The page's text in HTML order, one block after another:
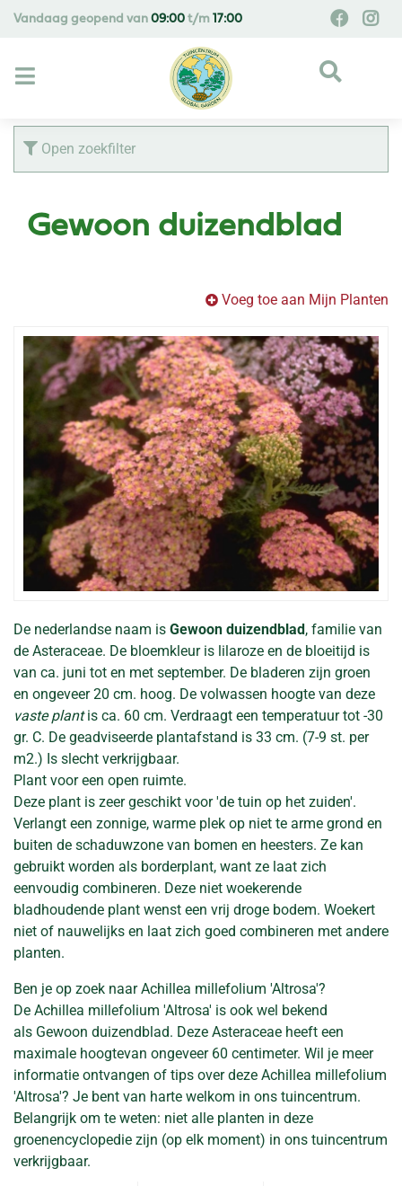
Vandaag geopend van 09:00 t/m 17:00
Open zoekfilter
Gewoon duizendblad
Voeg toe aan Mijn Planten
De nederlandse naam is Gewoon duizendblad, familie van
de Asteraceae. De bloemkleur is lilaroze en de bloeitijd is
van ca. juni tot en met september. De bladeren zijn groen
en ongeveer 20 cm. hoog. De volwassen hoogte van deze
vaste plantis ca. 60 cm. Verdraagt een temperatuur tot -30
gr. C. De geadviseerde plantafstand is 33 cm. (7-9 st. per
m2.) Is slecht verkrijgbaar.
Plant voor een open ruimte.
Deze plant is zeer geschikt voor 'de tuin op het zuiden'.
Verlangt een zonnige, warme plek op niet te arme grond en
buiten de schaduwzone van bomen en heesters. Ze kan
gebruikt worden als borderplant, want ze laat zich
eenvoudig combineren. Deze niet woekerende
bladhoudende plant wenst een vrij droge bodem. Woekert
niet of nauwelijks en laat zich goed combineren met andere
planten.
Ben je op zoek naar Achillea millefolium 'Altrosa'?
De Achillea millefolium 'Altrosa' is ook wel bekend
als Gewoon duizendblad. Deze Asteraceae heeft een
maximale hoogtevan ongeveer 60 centimeter. Wil je meer
informatie ontvangen of tips over deze Achillea millefolium
'Altrosa'? Je bent van harte welkom in ons tuincentrum.
Belangrijk om te weten: niet alle planten in deze
groenencyclopedie zijn (op elk moment) in ons tuincentrum
verkrijgbaar.